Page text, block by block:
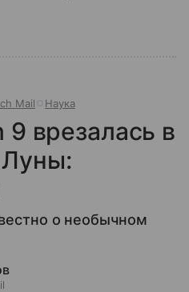
Mail Наука
9 врезалась в
Луны:
о необычном